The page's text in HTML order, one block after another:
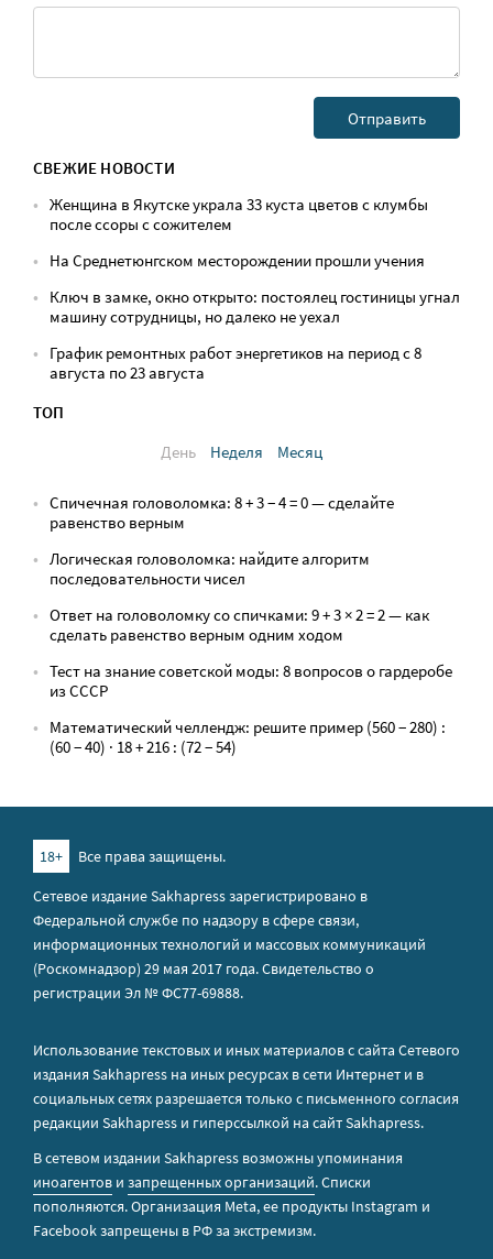
СВЕЖИЕ НОВОСТИ
Женщина в Якутске украла 33 куста цветов с клумбы
после ссоры с сожителем
На Среднетюнгском месторождении прошли учения
Ключ в замке, окно открыто: постоялец гостиницы угнал
машину сотрудницы, но далеко не уехал
График ремонтных работ энергетиков на период с 8
августа по 23 августа
ТОП
День
Неделя Месяц
Спичечная головоломка: 8 + 3 − 4 = 0 — сделайте
равенство верным
Логическая головоломка: найдите алгоритм
последовательности чисел
Ответ на головоломку со спичками: 9 + 3 × 2 = 2 — как
сделать равенство верным одним ходом
Тест на знание советской моды: 8 вопросов о гардеробе
из СССР
Математический челлендж: решите пример (560 − 280) :
(60 − 40) · 18 + 216 : (72 − 54)
18+
Все права защищены.
Сетевое издание Sakhapress зарегистрировано в
Федеральной службе по надзору в сфере связи,
информационных технологий и массовых коммуникаций
(Роскомнадзор) 29 мая 2017 года. Свидетельство о
регистрации Эл № ФС77-69888.
Использование текстовых и иных материалов с сайта Сетевого
издания Sakhapress на иных ресурсах в сети Интернет и в
социальных сетях разрешается только с письменного согласия
редакции Sakhapress и гиперссылкой на сайт Sakhapress.
В сетевом издании Sakhapress возможны упоминания
иноагентов и запрещенных организаций. Списки
пополняются. Организация Metа, ее продукты Instagram и
Facebook запрещены в РФ за экстремизм.